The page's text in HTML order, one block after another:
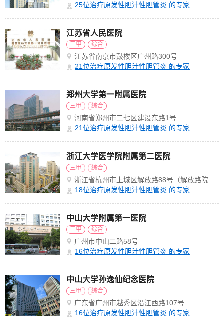
25位治疗原发性胆汁性胆管炎 的专家
江苏省人民医院
三甲 综合
江苏省南京市鼓楼区广州路300号
21位治疗原发性胆汁性胆管炎 的专家
郑州大学第一附属医院
三甲 综合
河南省郑州市二七区建设东路1号
21位治疗原发性胆汁性胆管炎 的专家
浙江大学医学院附属第二医院
三甲 综合
浙江省杭州市上城区解放路88号（解放路院
区）
18位治疗原发性胆汁性胆管炎 的专家
中山大学附属第一医院
三甲 综合
广州市中山二路58号
16位治疗原发性胆汁性胆管炎 的专家
中山大学孙逸仙纪念医院
三甲 综合
广东省广州市越秀区沿江西路107号
16位治疗原发性胆汁性胆管炎 的专家